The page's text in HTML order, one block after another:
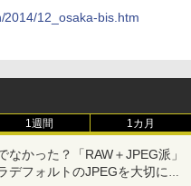
12_osaka-bis.htm
1週間 1カ月
かった？「RAW＋JPEG派」
フォルトのJPEGを大切にす